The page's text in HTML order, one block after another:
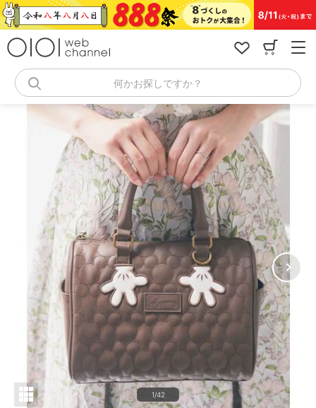
コ
ン
何かお探しですか？
1/42